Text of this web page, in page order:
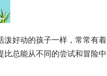
泼好动的孩子一样，常常有着
总能从不同的尝试和冒险中